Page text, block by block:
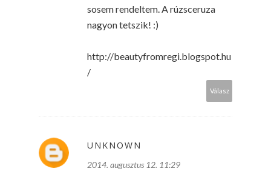
sosem rendeltem. A rúzsceruza
nagyon tetszik! :)
http://beautyfromregi.blogspot.hu
/
Válasz
UNKNOWN
2014. augusztus 12. 11:29